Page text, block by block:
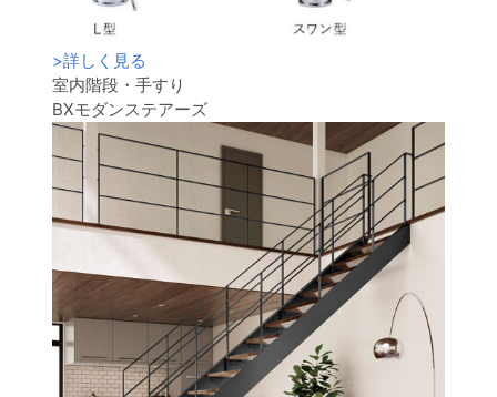
>詳しく見る
室内階段・手すり
BXモダンステアーズ